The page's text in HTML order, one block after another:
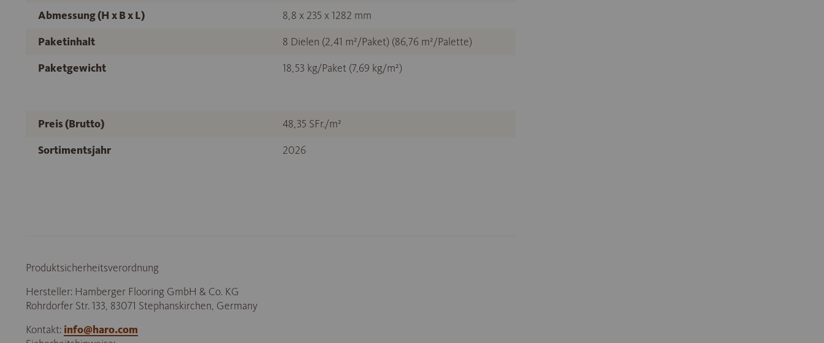
Abmessung (H x B x L)
8,8 x 235 x 1282 mm
Paketinhalt
8 Dielen (2,41 m²/Paket) (86,76 m²/Palette)
Paketgewicht
18,53 kg/Paket (7,69 kg/m²)
Preis (Brutto)
48,35 SFr./m²
Sortimentsjahr
2026
Produktsicherheitsverordnung
Hersteller: Hamberger Flooring GmbH & Co. KG
Rohrdorfer Str. 133, 83071 Stephanskirchen, Germany
Kontakt: info@haro.com